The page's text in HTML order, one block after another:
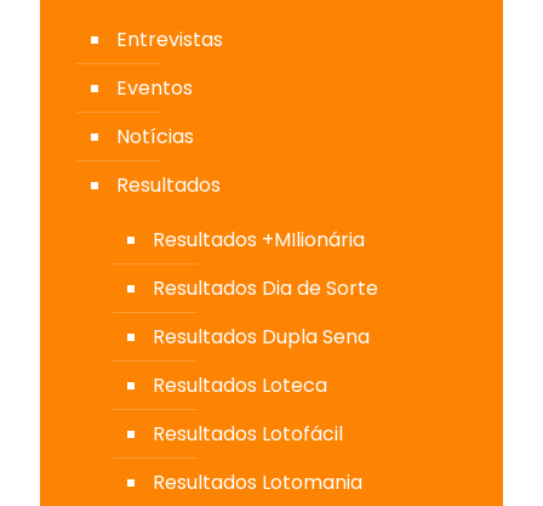
Entrevistas
Eventos
Notícias
Resultados
Resultados +MIlionária
Resultados Dia de Sorte
Resultados Dupla Sena
Resultados Loteca
Resultados Lotofácil
Resultados Lotomania